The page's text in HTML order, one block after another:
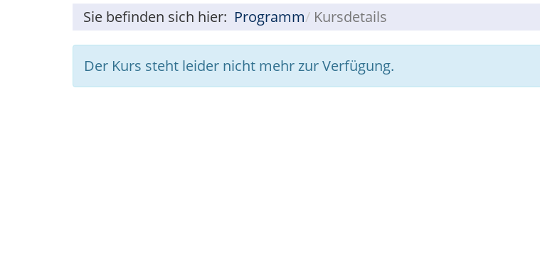
Sie befinden sich hier: Programm Kursdetails
Der Kurs steht leider nicht mehr zur Verfügung.